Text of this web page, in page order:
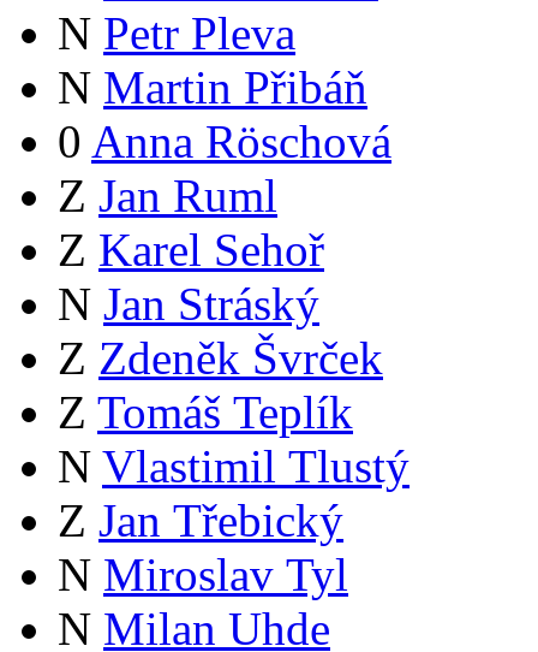
N Petr Pleva
N Martin Přibáň
0 Anna Röschová
Z Jan Ruml
Z Karel Sehoř
N Jan Stráský
Z Zdeněk Švrček
Z Tomáš Teplík
N Vlastimil Tlustý
Z Jan Třebický
N Miroslav Tyl
N Milan Uhde